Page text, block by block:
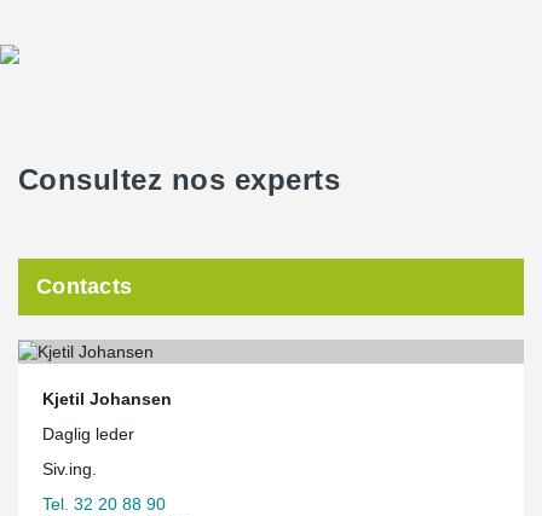
Consultez nos experts
Contacts
Kjetil Johansen
Daglig leder
Siv.ing.
Tel. 32 20 88 90